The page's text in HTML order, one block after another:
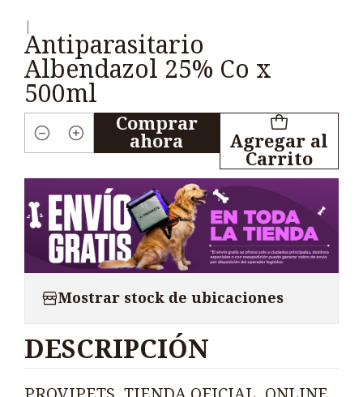
Antiparasitario
Albendazol 25% Co x
500ml
Cantidad
Agregar al
Carrito
Comprar
ahora
Mostrar stock de ubicaciones
DESCRIPCIÓN